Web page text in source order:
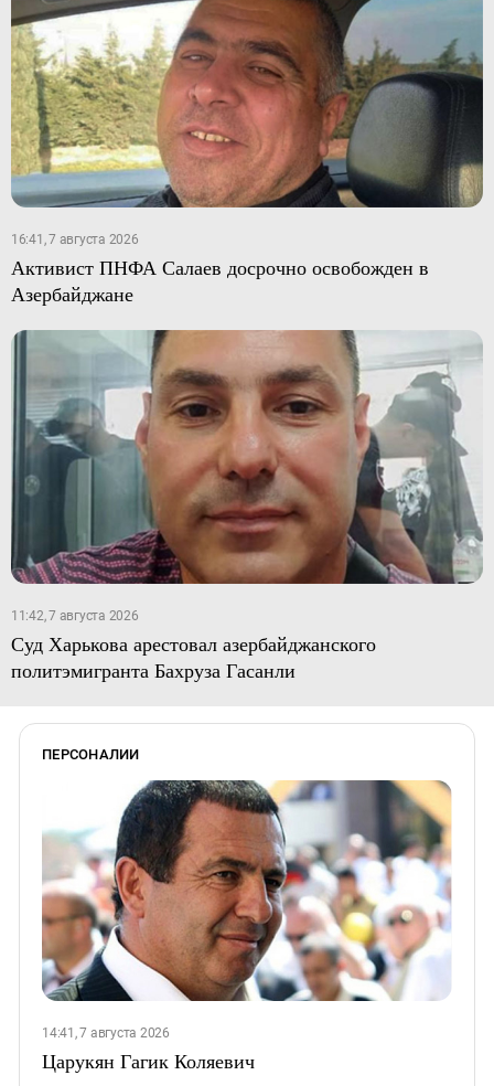
16:41, 7 августа 2026
Активист ПНФА Салаев досрочно освобожден в
Азербайджане
11:42, 7 августа 2026
Суд Харькова арестовал азербайджанского
политэмигранта Бахруза Гасанли
ПЕРСОНАЛИИ
14:41, 7 августа 2026
Царукян Гагик Коляевич